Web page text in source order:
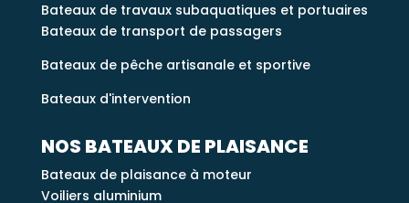
Bateaux de travaux subaquatiques et portuaires
Bateaux de transport de passagers
Bateaux de pêche artisanale et sportive
Bateaux d'intervention
NOS BATEAUX DE PLAISANCE
Bateaux de plaisance à moteur
Voiliers aluminium